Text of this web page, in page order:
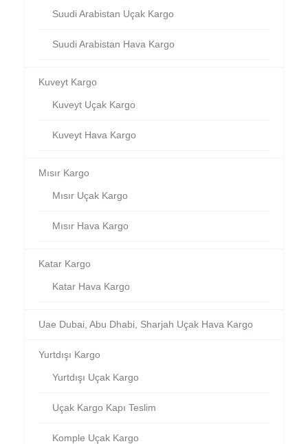
Suudi Arabistan Uçak Kargo
Suudi Arabistan Hava Kargo
Kuveyt Kargo
Kuveyt Uçak Kargo
Kuveyt Hava Kargo
Mısır Kargo
Mısır Uçak Kargo
Mısır Hava Kargo
Katar Kargo
Katar Hava Kargo
Uae Dubai, Abu Dhabi, Sharjah Uçak Hava Kargo
Yurtdışı Kargo
Yurtdışı Uçak Kargo
Uçak Kargo Kapı Teslim
Komple Uçak Kargo